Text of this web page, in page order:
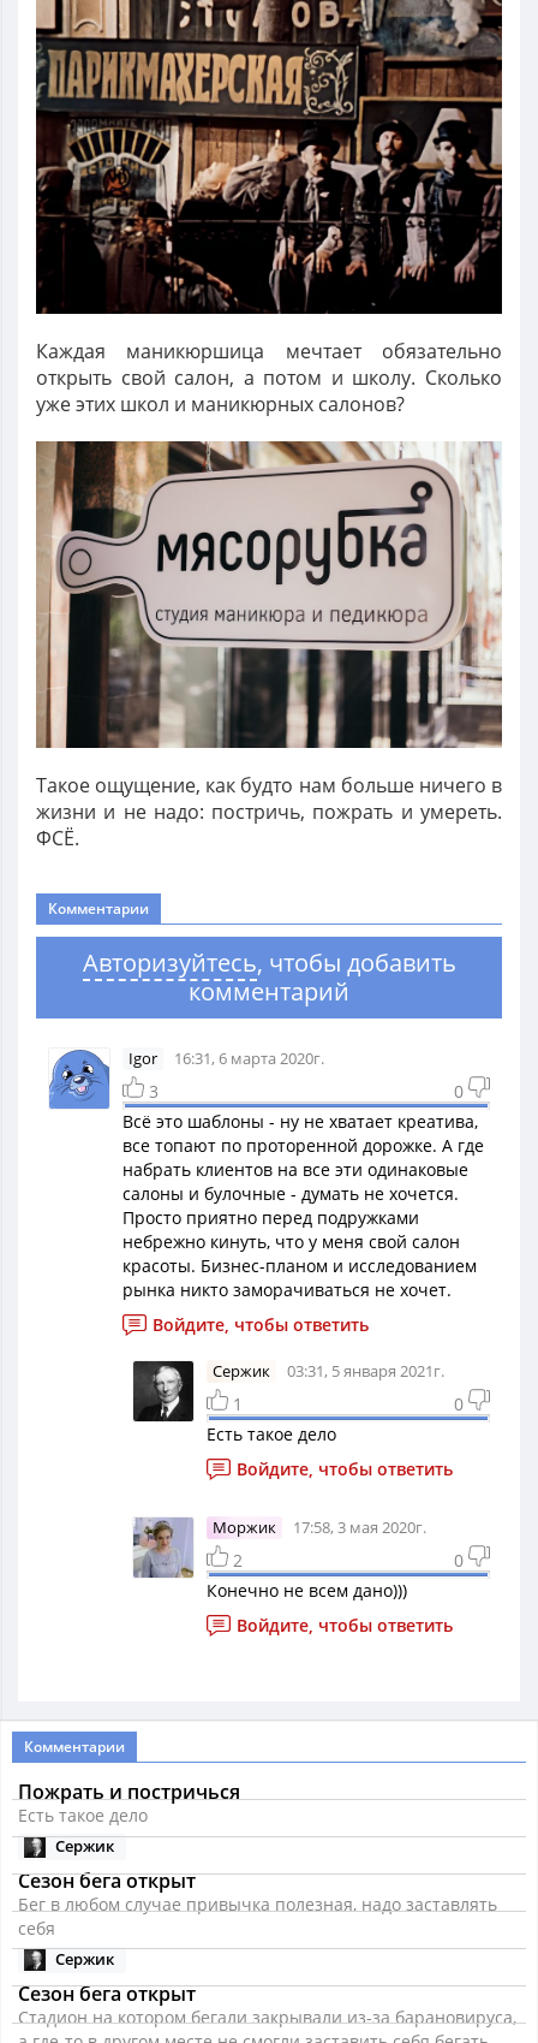
Каждая маникюршица мечтает обязательно
открыть свой салон, а потом и школу. Сколько
уже этих школ и маникюрных салонов?
Такое ощущение, как будто нам больше ничего в
жизни и не надо: постричь, пожрать и умереть.
ФСЁ.
Комментарии
Авторизуйтесь, чтобы добавить
комментарий
Igor 16:31, 6 марта 2020г.
3
0
Всё это шаблоны - ну не хватает креатива,
все топают по проторенной дорожке. А где
набрать клиентов на все эти одинаковые
салоны и булочные - думать не хочется.
Просто приятно перед подружками
небрежно кинуть, что у меня свой салон
красоты. Бизнес-планом и исследованием
рынка никто заморачиваться не хочет.
Войдите, чтобы ответить
Сержик 03:31, 5 января 2021г.
1
0
Есть такое дело
Войдите, чтобы ответить
Моржик 17:58, 3 мая 2020г.
2
0
Конечно не всем дано)))
Войдите, чтобы ответить
Комментарии
Пожрать и постричься
Есть такое дело
Сержик
Сезон бега открыт
Бег в любом случае привычка полезная, надо заставлять
себя
Сержик
Сезон бега открыт
Стадион на котором бегали закрывали из-за барановируса,